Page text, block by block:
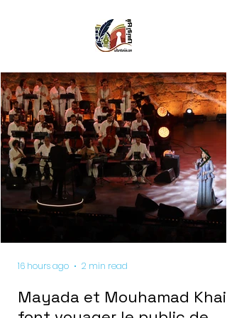
Mayada et Mouhamad
16 hours ago 2 min read